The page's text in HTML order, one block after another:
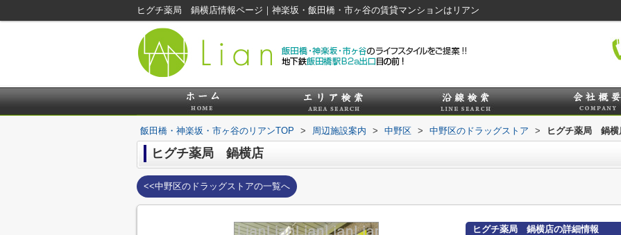
ヒグチ薬局 鍋横店情報ページ｜神楽坂・飯田橋・市ヶ谷の賃貸マンションはリアン
飯田橋・神楽坂・市ヶ谷のリアンTOP > 周辺施設案内 > 中野区 > 中野区のドラッグストア > ヒグチ薬局 鍋横
ヒグチ薬局 鍋横店
<<中野区のドラッグストアの一覧へ
ヒグチ薬局 鍋横店の詳細情報